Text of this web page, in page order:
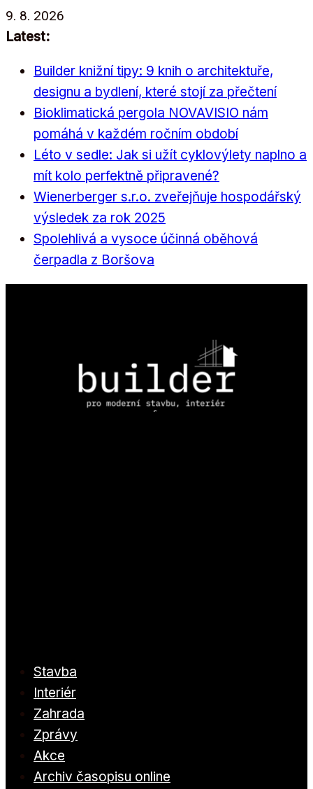
Přeskočit
na
9. 8. 2026
Latest:
Builder knižní tipy: 9 knih o architektuře,
designu a bydlení, které stojí za přečtení
Bioklimatická pergola NOVAVISIO nám
pomáhá v každém ročním období
Léto v sedle: Jak si užít cyklovýlety naplno a
mít kolo perfektně připravené?
Wienerberger s.r.o. zveřejňuje hospodářský
výsledek za rok 2025
Spolehlivá a vysoce účinná oběhová
čerpadla z Boršova
Stavba
Interiér
Zahrada
Zprávy
Akce
Archiv časopisu online